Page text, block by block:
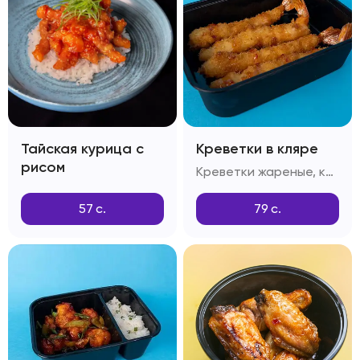
Тайская курица с
рисом
57 с.
Креветки в кляре
Креветки жареные, кляр Темпура, сухари Панко
79 с.